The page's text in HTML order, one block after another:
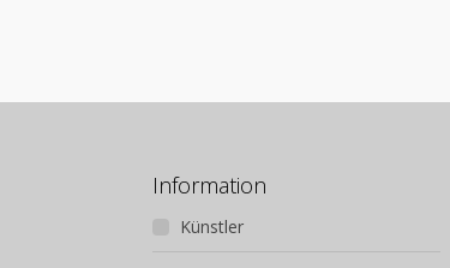
Information
Künstler